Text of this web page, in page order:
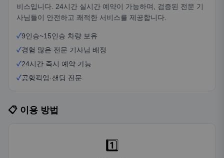
비스입니다. 24시간 실시간 예약이 가능하며, 검증된 전문 기
사님들이 안전하고 쾌적한 서비스를 제공합니다.
✓9인승~15인승 차량 보유
✓경험 많은 전문 기사님 배정
✓24시간 즉시 예약 가능
✓공항픽업·샌딩 전문
📋 이용 방법
1️⃣